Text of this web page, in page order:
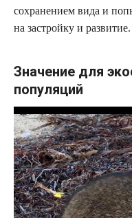
сохранением вида и
на застройку и развитие.
Значение для
популяций